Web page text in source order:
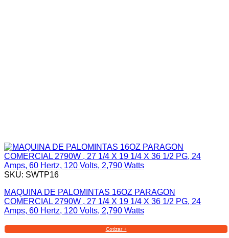
SKU: SWTP16
MAQUINA DE PALOMINTAS 16OZ PARAGON
COMERCIAL 2790W , 27 1/4 X 19 1/4 X 36 1/2 PG, 24
Amps, 60 Hertz, 120 Volts, 2,790 Watts
Cotizar +